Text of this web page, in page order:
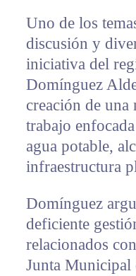
Uno de los
discusión y
iniciativa del
Domínguez
creación de
trabajo
agua potable,
infraestructura
Domínguez
deficiente
relacionados
Junta Municipal